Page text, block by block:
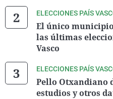
ELECCIONES PAÍS
El único municipio
las últimas
Vasco
ELECCIONES PAÍS
Pello Otxandiano
estudios y otros